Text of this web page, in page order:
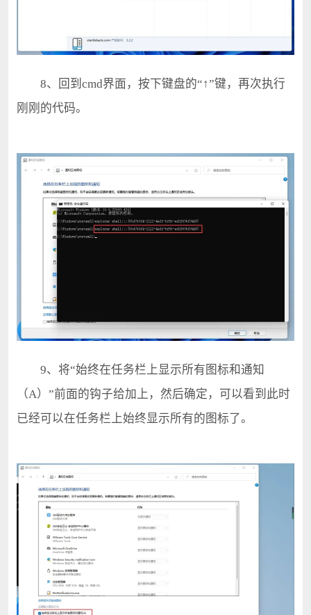
8、回到cmd界面，按下键盘的“↑”键，再次执行
刚刚的代码。
9、将“始终在任务栏上显示所有图标和通知
（A）”前面的钩子给加上，然后确定，可以看到此时
已经可以在任务栏上始终显示所有的图标了。